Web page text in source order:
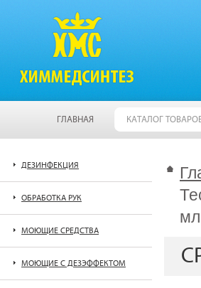
ГЛАВНАЯ КАТАЛОГ
мл
ДЕЗИНФЕКЦИЯ
ОБРАБОТКА РУК
МОЮЩИЕ СРЕДСТВА
МОЮЩИЕ С ДЕЗЭФФЕКТОМ